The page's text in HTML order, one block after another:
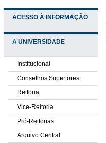
ACESSO À INFORMAÇÃO
A UNIVERSIDADE
Institucional
Conselhos Superiores
Reitoria
Vice-Reitoria
Pró-Reitorias
Arquivo Central